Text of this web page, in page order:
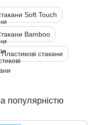
Soft Touch
Bamboo
Пластикові стакани
популярністю